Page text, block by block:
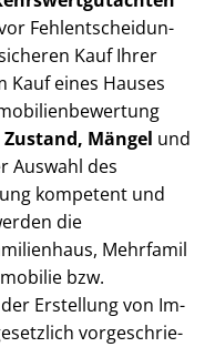
Fehl­ent­schei­dun­
Kauf Ihrer
Kauf eines Hauses
Mängel und
Auswahl des
kompetent und
die
Mehr­fa­mi­l
bzw.
Erstellung von Im­
vor­ge­schrie­